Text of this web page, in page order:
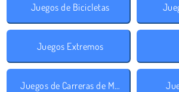
Juegos de Bicicletas
Juegos Extremos
Juegos de Carreras de Motos